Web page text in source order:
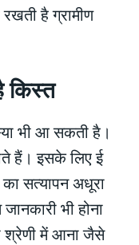
है ग्रामीण
किस्त
भी आ सकती है।
हैं। इसके लिए ई
का सत्यापन अधूरा
भी होना
श्रेणी में आना जैसे